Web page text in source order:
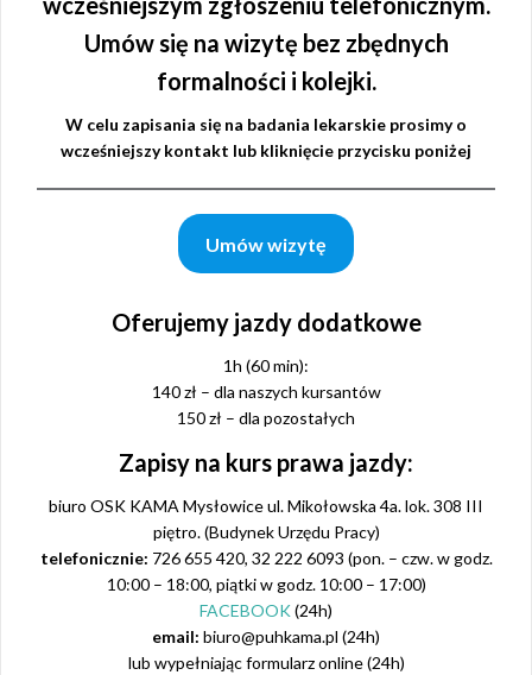
Umów się na wizytę bez zbędnych
formalności i kolejki.
W celu zapisania się na badania lekarskie prosimy o
wcześniejszy kontakt lub kliknięcie przycisku poniżej
Umów wizytę
Oferujemy jazdy dodatkowe
1h (60 min):
140 zł – dla naszych kursantów
150 zł – dla pozostałych
Zapisy na kurs prawa jazdy:
biuro OSK KAMA Mysłowice ul. Mikołowska 4a. lok. 308 III
piętro. (Budynek Urzędu Pracy)
telefonicznie: 726 655 420, 32 222 6093 (pon. – czw. w godz.
10:00 – 18:00, piątki w godz. 10:00 – 17:00)
FACEBOOK(24h)
email: biuro@puhkama.pl (24h)
lub wypełniając formularz online (24h)